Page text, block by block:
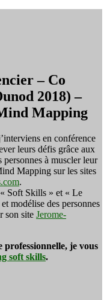
– Co
2018) –
Mapping
en conférence
leurs défis grâce aux
personnes à muscler leur
Mapping sur les sites
.
Soft Skills » et « Le
modélise des personnes
son site Jerome-
professionnelle, je vous
soft skills.